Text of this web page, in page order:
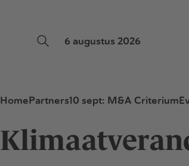
6 augustus 2026
HomePartners10 sept: M&A Criterium